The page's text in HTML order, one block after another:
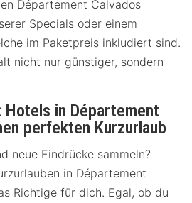
Département Calvados
Specials oder einem
im Paketpreis inkludiert sind.
nicht nur günstiger, sondern
in Département
perfekten Kurzurlaub
neue Eindrücke sammeln?
in Département
Richtige für dich. Egal, ob du